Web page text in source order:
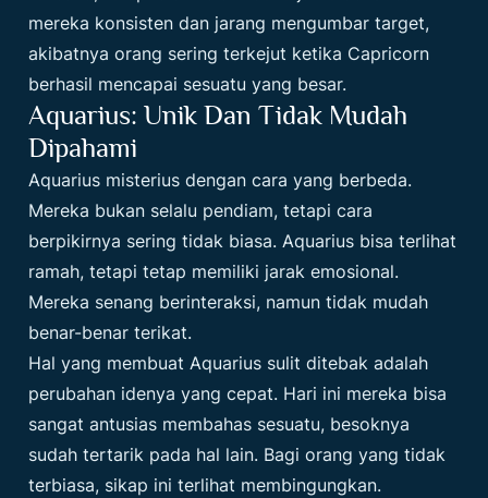
mereka konsisten dan jarang mengumbar target,
akibatnya orang sering terkejut ketika Capricorn
berhasil mencapai sesuatu yang besar.
Aquarius: Unik Dan Tidak Mudah
Dipahami
Aquarius misterius dengan cara yang berbeda.
Mereka bukan selalu pendiam, tetapi cara
berpikirnya sering tidak biasa. Aquarius bisa terlihat
ramah, tetapi tetap memiliki jarak emosional.
Mereka senang berinteraksi, namun tidak mudah
benar-benar terikat.
Hal yang membuat Aquarius sulit ditebak adalah
perubahan idenya yang cepat. Hari ini mereka bisa
sangat antusias membahas sesuatu, besoknya
sudah tertarik pada hal lain. Bagi orang yang tidak
terbiasa, sikap ini terlihat membingungkan.